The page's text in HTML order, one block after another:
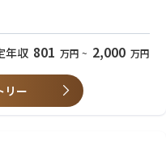
に基づき、科学レベルの高い研
化できていないペインや狙いを
年収 801 万円 ~ 2,000 万円
リー